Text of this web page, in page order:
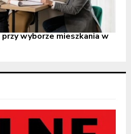
wyborze mieszkania w